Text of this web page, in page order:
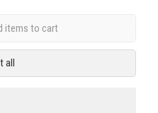
items to cart
all